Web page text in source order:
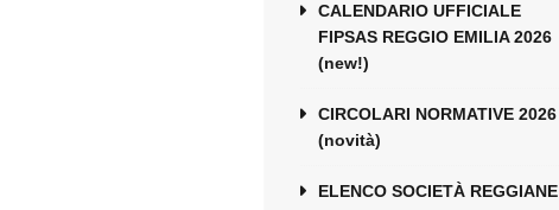
CALENDARIO UFFICIALE
FIPSAS REGGIO EMILIA 2026
(new!)
CIRCOLARI NORMATIVE 2026
(novità)
ELENCO SOCIETÀ REGGIANE